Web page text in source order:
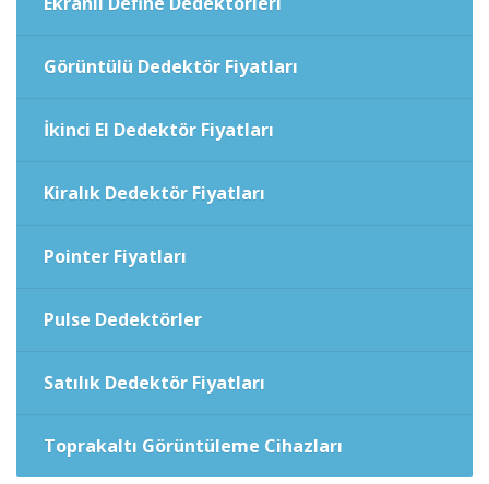
Görüntülü Dedektör Fiyatları
İkinci El Dedektör Fiyatları
Kiralık Dedektör Fiyatları
Pointer Fiyatları
Pulse Dedektörler
Satılık Dedektör Fiyatları
Toprakaltı Görüntüleme Cihazları